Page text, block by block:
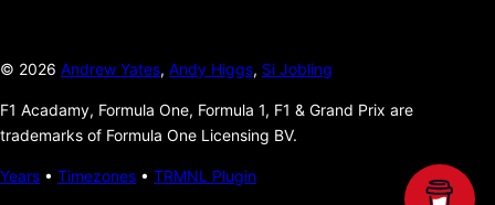
© 2026 Andrew Yates, Andy Higgs, Si Jobling
F1 Acadamy, Formula One, Formula 1, F1 & Grand Prix are
trademarks of Formula One Licensing BV.
Years • Timezones • TRMNL Plugin